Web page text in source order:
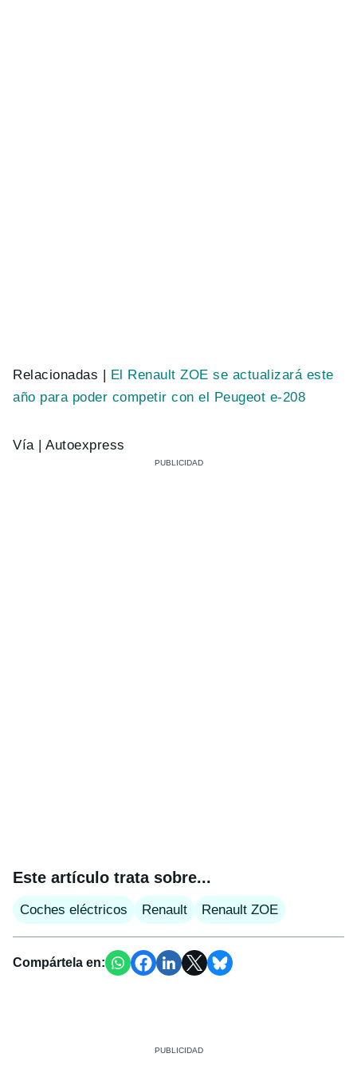
Relacionadas | El Renault ZOE se actualizará este
año para poder competir con el Peugeot e-208
Vía | Autoexpress
Este artículo trata sobre...
Coches eléctricos Renault Renault ZOE
Compártela en: